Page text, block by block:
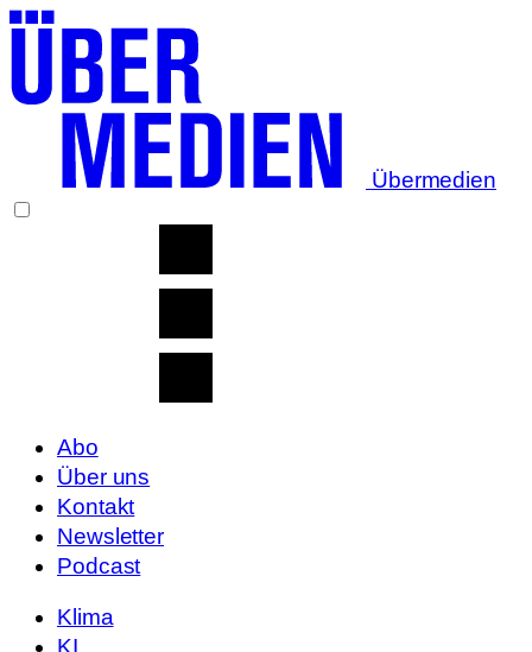
Übermedien
Abo
Über uns
Kontakt
Newsletter
Podcast
Klima
KI